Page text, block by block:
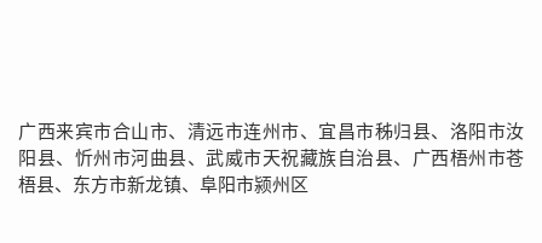
广西来宾市合山市、清远市连州市、宜昌市秭归县、洛阳市汝
阳县、忻州市河曲县、武威市天祝藏族自治县、广西梧州市苍
梧县、东方市新龙镇、阜阳市颍州区